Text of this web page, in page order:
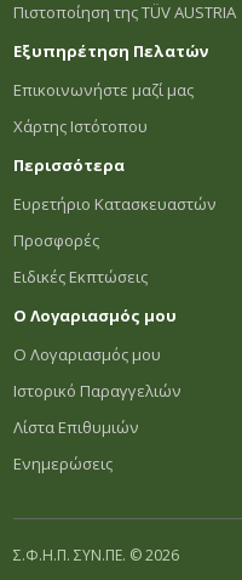
Πιστοποίηση της TÜV AUSTRIA
Εξυπηρέτηση Πελατών
Επικοινωνήστε μαζί μας
Χάρτης Ιστότοπου
Περισσότερα
Ευρετήριο Κατασκευαστών
Προσφορές
Ειδικές Εκπτώσεις
Ο Λογαριασμός μου
Ο Λογαριασμός μου
Ιστορικό Παραγγελιών
Λίστα Επιθυμιών
Ενημερώσεις
Σ.Φ.Η.Π. ΣΥΝ.ΠΕ. © 2026